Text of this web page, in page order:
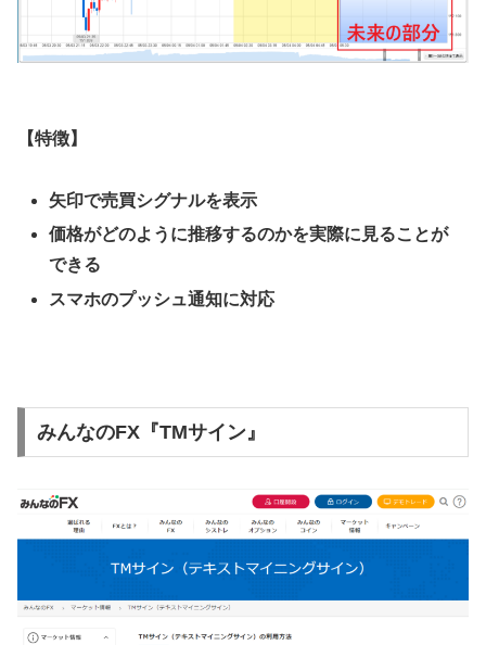
【特徴】
矢印で売買シグナルを表示
価格がどのように推移するのかを実際に見ることが
できる
スマホのプッシュ通知に対応
みんなのFX『TMサイン』